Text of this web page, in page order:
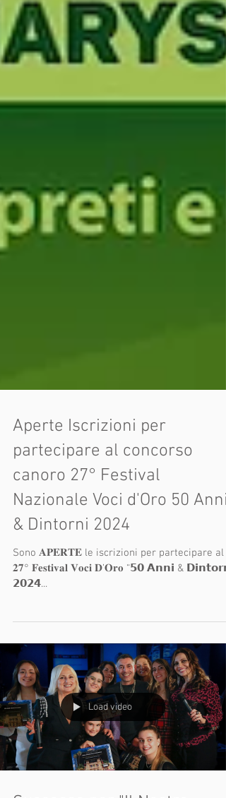
Aperte Iscrizioni per
partecipare al concorso
canoro 27° Festival
& Dintorni 2024
Sono 𝐀𝐏𝐄𝐑𝐓𝐄 le iscrizioni per partecipare al
𝟮𝟬𝟮𝟰...
Load video